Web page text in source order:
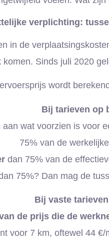
verplichting:
in de
Sinds juli 2020
wordt
Bij tarieven op
wat voorzien is voor
75% van de
dan 75% van de
75%? Dan mag de
Bij vaste
de prijs die de
voor 7 km, oftewel 44